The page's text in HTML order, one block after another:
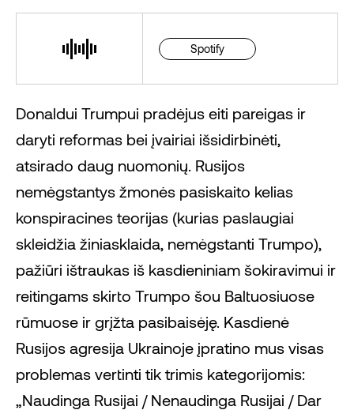
Spotify
Donaldui Trumpui pradėjus eiti pareigas ir
daryti reformas bei įvairiai išsidirbinėti,
atsirado daug nuomonių. Rusijos
nemėgstantys žmonės pasiskaito kelias
konspiracines teorijas (kurias paslaugiai
skleidžia žiniasklaida, nemėgstanti Trumpo),
pažiūri ištraukas iš kasdieniniam šokiravimui ir
reitingams skirto Trumpo šou Baltuosiuose
rūmuose ir grįžta pasibaisėję. Kasdienė
Rusijos agresija Ukrainoje įpratino mus visas
problemas vertinti tik trimis kategorijomis:
„Naudinga Rusijai / Nenaudinga Rusijai / Dar